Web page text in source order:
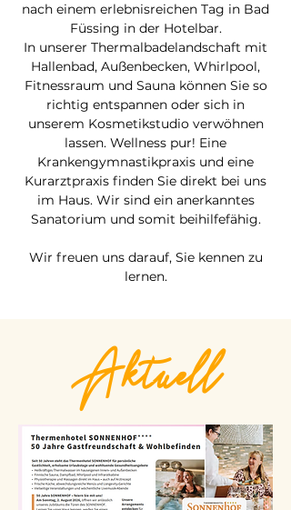
nach einem erlebnisreichen Tag in Bad
Füssing in der Hotelbar.
In unserer Thermalbadelandschaft mit
Hallenbad, Außenbecken, Whirlpool,
Fitnessraum und Sauna können Sie so
richtig entspannen oder sich in
unserem Kosmetikstudio verwöhnen
lassen. Wellness pur! Eine
Krankengymnastikpraxis und eine
Kurarztpraxis finden Sie direkt bei uns
im Haus. Wir sind ein anerkanntes
Sanatorium und somit beihilfefähig.
Wir freuen uns darauf, Sie kennen zu
lernen.
Aktuell